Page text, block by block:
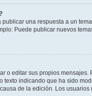
una respuesta a un
Puede publicar nuevos
o editar sus propios
indicando que ha sido
de la edición. Los